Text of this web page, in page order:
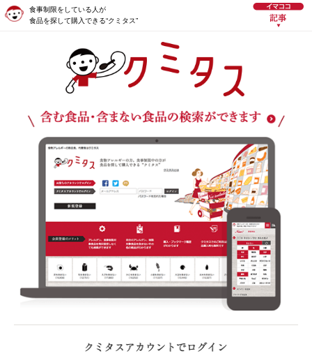
食事制限をしている人が
食品を探して購入できる“クミタス”